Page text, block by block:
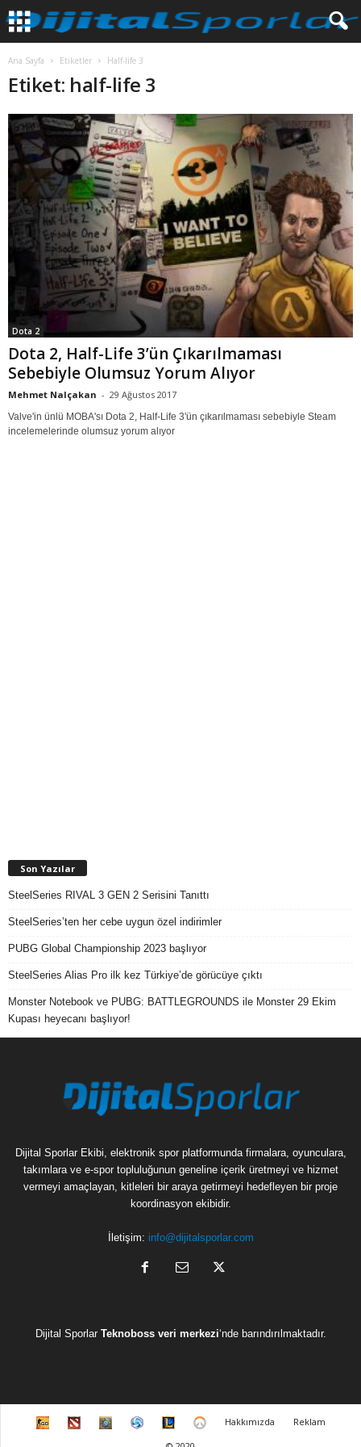
Ana Sayfa Etiketler Half-life 3
Etiket: half-life 3
Dota 2
Dota 2, Half-Life 3’ün Çıkarılmaması
Sebebiyle Olumsuz Yorum Alıyor
Mehmet Nalçakan - 29 Ağustos 2017
Valve'in ünlü MOBA'sı Dota 2, Half-Life 3'ün çıkarılmaması sebebiyle Steam
incelemelerinde olumsuz yorum alıyor
Son Yazılar
SteelSeries RIVAL 3 GEN 2 Serisini Tanıttı
SteelSeries’ten her cebe uygun özel indirimler
PUBG Global Championship 2023 başlıyor
SteelSeries Alias Pro ilk kez Türkiye’de görücüye çıktı
Monster Notebook ve PUBG: BATTLEGROUNDS ile Monster 29 Ekim
Kupası heyecanı başlıyor!
Dijital Sporlar Ekibi, elektronik spor platformunda firmalara, oyunculara,
takımlara ve e-spor topluluğunun geneline içerik üretmeyi ve hizmet
vermeyi amaçlayan, kitleleri bir araya getirmeyi hedefleyen bir proje
koordinasyon ekibidir.
İletişim: info@dijitalsporlar.com
Dijital Sporlar Teknoboss veri merkezi‘nde barındırılmaktadır.
C
D
H
H
L
O
Hakkımızda
Reklam